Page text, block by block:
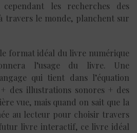
cependant les recherches des
travers le monde, planchent sur
format idéal du livre numérique
l’usage du livre. Une
qui tient dans l’équation
des illustrations sonores + des
vue, mais quand on sait que la
au lecteur pour choisir travers
livre interactif, ce livre idéal